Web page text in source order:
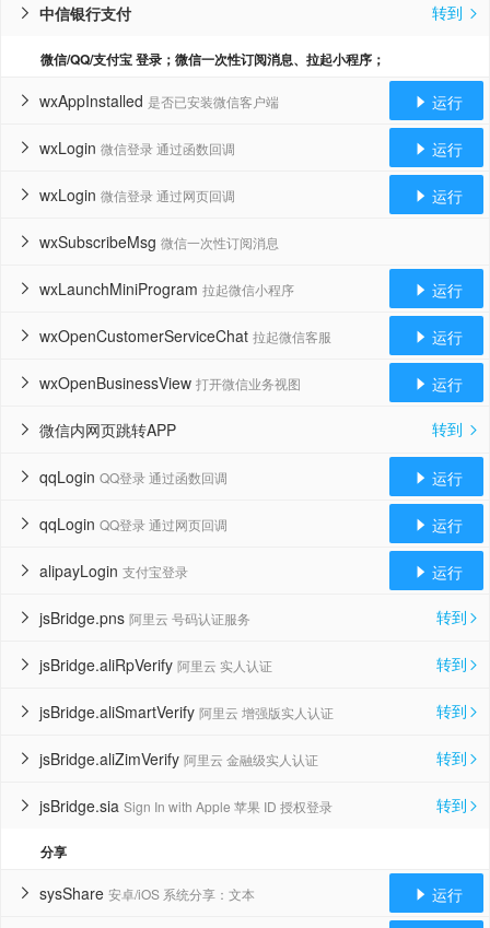
中信银行支付
 转到 
微信/QQ/支付宝 登录；微信一次性订阅消息、拉起小程序；
wxAppInstalled 是否已安装微信客户端
  运行
wxLogin 微信登录 通过函数回调
  运行
wxLogin 微信登录 通过网页回调
  运行
wxSubscribeMsg 微信一次性订阅消息

wxLaunchMiniProgram 拉起微信小程序
  运行
wxOpenCustomerServiceChat 拉起微信客服
  运行
wxOpenBusinessView 打开微信业务视图
  运行
微信内网页跳转APP
 转到 
qqLogin QQ登录 通过函数回调
  运行
qqLogin QQ登录 通过网页回调
  运行
alipayLogin 支付宝登录
  运行
jsBridge.pns 阿里云 号码认证服务
 转到 
jsBridge.aliRpVerify 阿里云 实人认证
 转到 
jsBridge.aliSmartVerify 阿里云 增强版实人认证
 转到 
jsBridge.aliZimVerify 阿里云 金融级实人认证
 转到 
jsBridge.sia Sign In with Apple 苹果 ID 授权登录
 转到 
分享
sysShare 安卓/iOS 系统分享：文本
  运行